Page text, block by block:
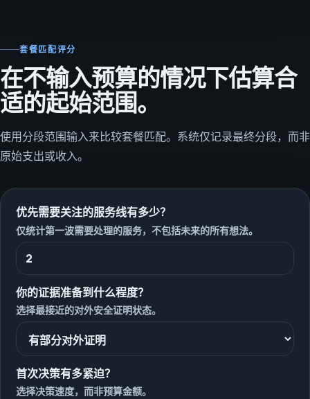
套餐匹配评分
在不输入预算的情况下估算合
适的起始范围。
使用分段范围输入来比较套餐匹配。系统仅记录最终分段，而非
原始支出或收入。
优先需要关注的服务线有多少？
仅统计第一波需要处理的服务，不包括未来的所有想法。
你的证据准备到什么程度？
选择最接近的对外安全证明状态。
首次决策有多紧迫？
选择决策速度，而非预算金额。